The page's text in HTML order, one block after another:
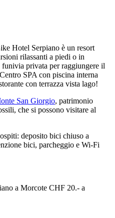
Hotel Serpiano è un resort
rilassanti a piedi o in
privata per raggiungere il
SPA con piscina interna
con terrazza vista lago!
San Giorgio, patrimonio
che si possono visitare al
deposito bici chiuso a
bici, parcheggio e Wi-Fi
a Morcote CHF 20.- a